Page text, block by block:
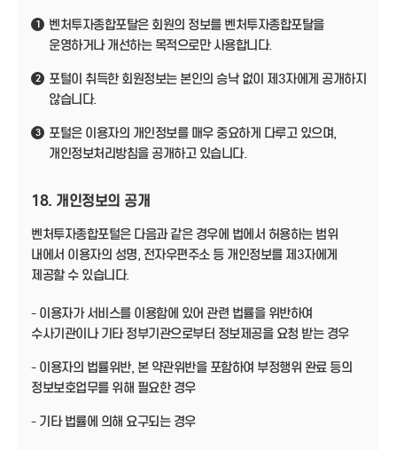
1
벤처투자종합포탈은 회원의 정보를 벤처투자종합포탈을
운영하거나 개선하는 목적으로만 사용합니다.
2
포털이 취득한 회원정보는 본인의 승낙 없이 제3자에게 공개하지
않습니다.
3
포털은 이용자의 개인정보를 매우 중요하게 다루고 있으며,
개인정보처리방침을 공개하고 있습니다.
18. 개인정보의 공개
벤처투자종합포털은 다음과 같은 경우에 법에서 허용하는 범위
내에서 이용자의 성명, 전자우편주소 등 개인정보를 제3자에게
제공할 수 있습니다.
- 이용자가 서비스를 이용함에 있어 관련 법률을 위반하여
수사기관이나 기타 정부기관으로부터 정보제공을 요청 받는 경우
- 이용자의 법률위반, 본 약관위반을 포함하여 부정행위 완료 등의
정보보호업무를 위해 필요한 경우
- 기타 법률에 의해 요구되는 경우